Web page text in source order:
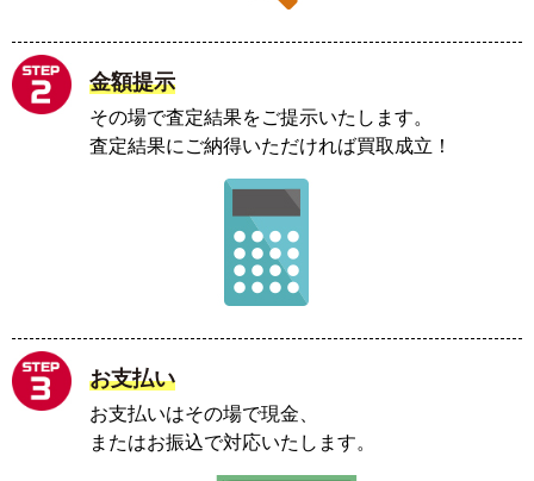
金額提示
その場で査定結果をご提示いたします。
査定結果にご納得いただければ買取成立！
お支払い
お支払いはその場で現金、
またはお振込で対応いたします。